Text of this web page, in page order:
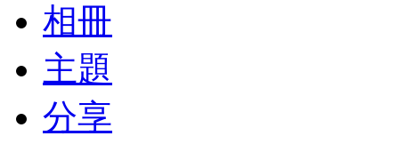
相冊
主題
分享